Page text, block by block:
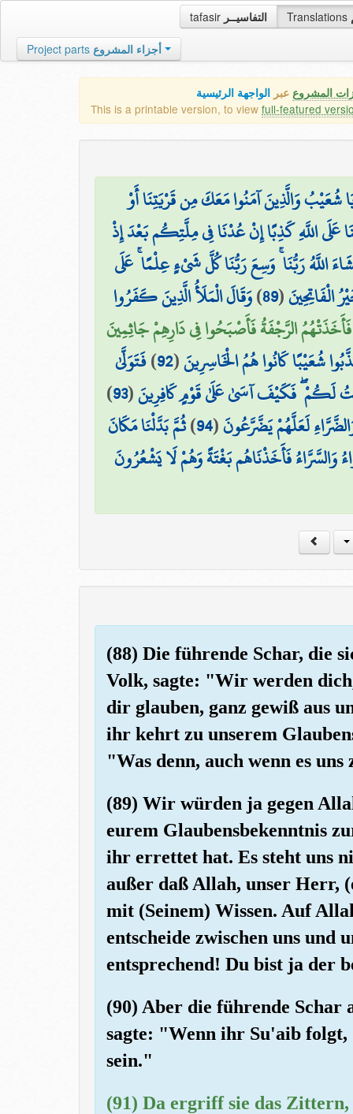
tafasir التفاسيــر Translations
Project parts أجزاء المشروع
المشروع عبر الواجهة الرئيسية
This is a printable version, to view full-featured
وَالَّذِينَ آمَنُوا مَعَكَ مِن قَرْيَتِنَا أَوْ
عَلَى اللَّهِ كَذِبًا إِنْ عُدْنَا فِي مِلَّتِكُم بَعْدَ إِذْ
اللَّهُ رَبُّنَا ۚ وَسِعَ رَبُّنَا كُلَّ شَيْءٍ عِلْمًا ۚ عَلَى
الْفَاتِحِينَ(
89
)وَقَالَ الْمَلَأُ الَّذِينَ كَفَرُوا
فَأَخَذَتْهُمُ الرَّجْفَةُ فَأَصْبَحُوا فِي دَارِهِمْ جَاثِمِينَ
شُعَيْبًا كَانُوا هُمُ الْخَاسِرِينَ(
92
)فَتَوَلَّىٰ
لَكُمْ ۖ فَكَيْفَ آسَىٰ عَلَىٰ قَوْمٍ كَافِرِينَ(
93
)
لَعَلَّهُمْ يَضَّرَّعُونَ(
94
)ثُمَّ بَدَّلْنَا مَكَانَ
وَالسَّرَّاءُ فَأَخَذْنَاهُم بَغْتَةً وَهُمْ لَا يَشْعُرُونَ
(88) Die führende Schar, die
Volk, sagte: "Wir werden
dir glauben, ganz gewiß aus
ihr kehrt zu unserem
"Was denn, auch wenn es
(89) Wir würden ja gegen
eurem Glaubensbekenntnis
ihr errettet hat. Es steht uns
außer daß Allah, unser Herr,
mit (Seinem) Wissen. Auf
entscheide zwischen uns und
entsprechend! Du bist ja der
(90) Aber die führende Schar
sagte: "Wenn ihr Su'aib
sein."
(91) Da ergriff sie das